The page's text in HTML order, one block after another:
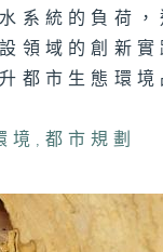
系統的負荷，
領域的創新實
都市生態環境
境 ,都市規劃